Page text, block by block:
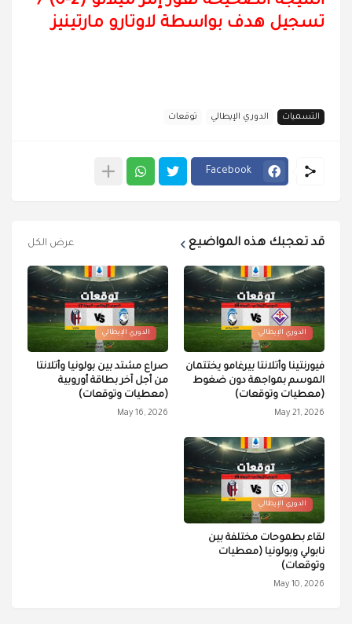
تسجيل هدف بواسطة لاوتارو مارتينيز
التسميات الدوري الإيطالي توقعات
Facebook
قد تعجبك هذه المواضيع عرض الكل
الدوري الإيطالي
فيورنتينا وأتلانتا بيرغامو يختتمان
الموسم بمواجهة دون ضغوط
(معطيات وتوقعات)
May 21, 2026
الدوري الإيطالي
صراع مشتد بين بولونيا وأتلانتا
من أجل آخر بطاقة أوروبية
(معطيات وتوقعات)
May 16, 2026
الدوري الإيطالي
لقاء بطموحات مختلفة بين
نابولي وبولونيا (معطيات
وتوقعات)
May 10, 2026